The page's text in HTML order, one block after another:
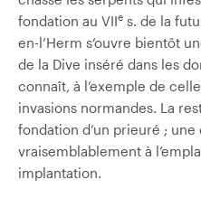
fondation au VIIe s. de la
en-l’Herm s’ouvre bientôt
de la Dive inséré dans les
connaît, à l’exemple de
invasions normandes. La
fondation d’un prieuré ;
vraisemblablement à
implantation.